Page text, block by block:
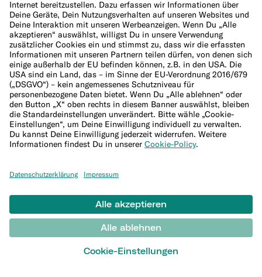
Unternehmen
Über uns
Management und Aufsichtsrat
Jobs
Presse
Affiliate-Programm
Lieferanten
Hilfe
Kundenservice
Sitemap